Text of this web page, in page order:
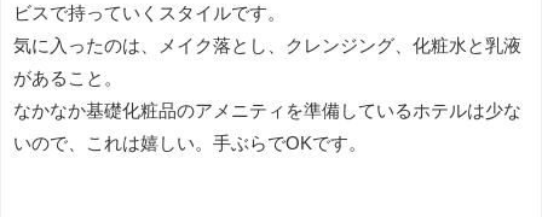
ビスで持っていくスタイルです。
気に入ったのは、メイク落とし、クレンジング、化粧水と乳液
があること。
なかなか基礎化粧品のアメニティを準備しているホテルは少な
いので、これは嬉しい。手ぶらでOKです。